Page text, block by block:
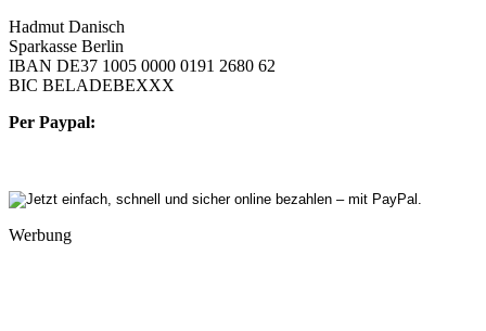
Hadmut Danisch
Sparkasse Berlin
IBAN DE37 1005 0000 0191 2680 62
BIC BELADEBEXXX
Per Paypal:
Werbung